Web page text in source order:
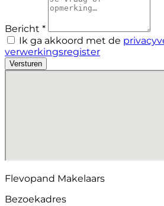
Bericht *
Ik ga akkoord met de
verwerkingsregister
Versturen
Flevopand Makelaars
Bezoekadres